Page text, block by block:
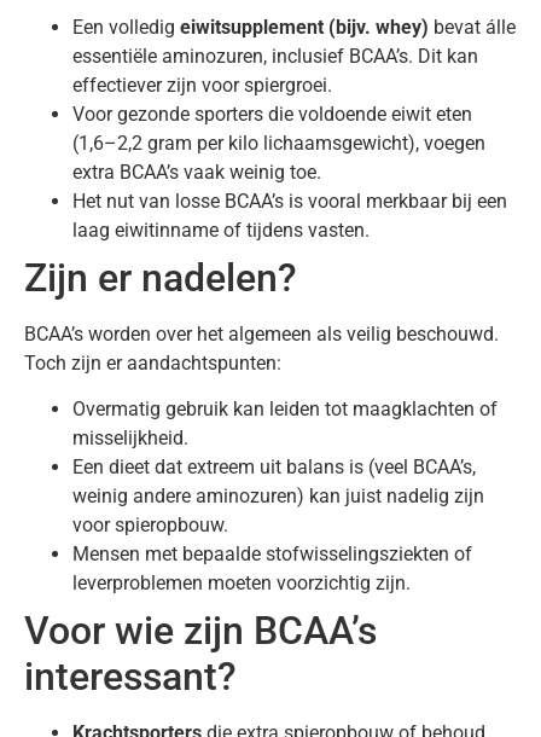
Een volledig eiwitsupplement (bijv. whey) bevat álle
essentiële aminozuren, inclusief BCAA’s. Dit kan
effectiever zijn voor spiergroei.
Voor gezonde sporters die voldoende eiwit eten
(1,6–2,2 gram per kilo lichaamsgewicht), voegen
extra BCAA’s vaak weinig toe.
Het nut van losse BCAA’s is vooral merkbaar bij een
laag eiwitinname of tijdens vasten.
Zijn er nadelen?
BCAA’s worden over het algemeen als veilig beschouwd.
Toch zijn er aandachtspunten:
Overmatig gebruik kan leiden tot maagklachten of
misselijkheid.
Een dieet dat extreem uit balans is (veel BCAA’s,
weinig andere aminozuren) kan juist nadelig zijn
voor spieropbouw.
Mensen met bepaalde stofwisselingsziekten of
leverproblemen moeten voorzichtig zijn.
Voor wie zijn BCAA’s
interessant?